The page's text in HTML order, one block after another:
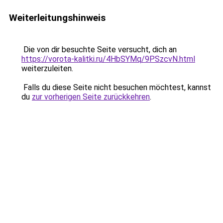
Weiterleitungshinweis
Die von dir besuchte Seite versucht, dich an
https://vorota-kalitki.ru/4HbSYMq/9PSzcvN.html
weiterzuleiten.
Falls du diese Seite nicht besuchen möchtest, kannst
du zur vorherigen Seite zurückkehren.